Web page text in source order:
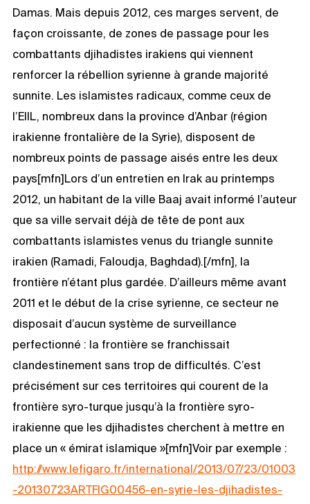
Damas. Mais depuis 2012, ces marges servent, de
façon croissante, de zones de passage pour les
combattants djihadistes irakiens qui viennent
renforcer la rébellion syrienne à grande majorité
sunnite. Les islamistes radicaux, comme ceux de
l’EIIL, nombreux dans la province d’Anbar (région
irakienne frontalière de la Syrie), disposent de
nombreux points de passage aisés entre les deux
pays[mfn]Lors d’un entretien en Irak au printemps
2012, un habitant de la ville Baaj avait informé l’auteur
que sa ville servait déjà de tête de pont aux
combattants islamistes venus du triangle sunnite
irakien (Ramadi, Faloudja, Baghdad).[/mfn], la
frontière n’étant plus gardée. D’ailleurs même avant
2011 et le début de la crise syrienne, ce secteur ne
disposait d’aucun système de surveillance
perfectionné : la frontière se franchissait
clandestinement sans trop de difficultés. C’est
précisément sur ces territoires qui courent de la
frontière syro-turque jusqu’à la frontière syro-
irakienne que les djihadistes cherchent à mettre en
place un « émirat islamique »[mfn]Voir par exemple :
http://www.lefigaro.fr/international/2013/07/23/01003
-20130723ARTFIG00456-en-syrie-les-djihadistes-